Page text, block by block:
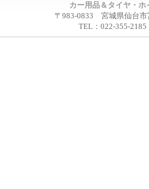
カー用品＆タイヤ・
〒983-0833 宮城県仙台市
TEL：022-355-